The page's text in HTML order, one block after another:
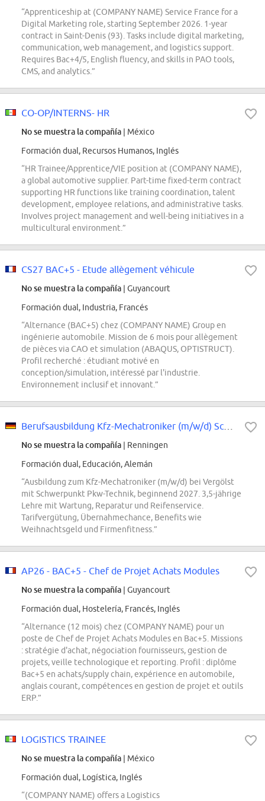
“Apprenticeship at (COMPANY NAME) Service France for a
Digital Marketing role, starting September 2026. 1-year
contract in Saint-Denis (93). Tasks include digital marketing,
communication, web management, and logistics support.
Requires Bac+4/5, English fluency, and skills in PAO tools,
CMS, and analytics.”
CO-OP/INTERNS- HR
No se muestra la compañía | México
Formación dual, Recursos Humanos, Inglés
“HR Trainee/Apprentice/VIE position at (COMPANY NAME),
a global automotive supplier. Part-time fixed-term contract
supporting HR functions like training coordination, talent
development, employee relations, and administrative tasks.
Involves project management and well-being initiatives in a
multicultural environment.”
CS27 BAC+5 - Etude allègement véhicule
No se muestra la compañía | Guyancourt
Formación dual, Industria, Francés
“Alternance (BAC+5) chez (COMPANY NAME) Group en
ingénierie automobile. Mission de 6 mois pour allègement
de pièces via CAO et simulation (ABAQUS, OPTISTRUCT).
Profil recherché : étudiant motivé en
conception/simulation, intéressé par l'industrie.
Environnement inclusif et innovant.”
No se muestra la compañía | Renningen
Formación dual, Educación, Alemán
“Ausbildung zum Kfz-Mechatroniker (m/w/d) bei Vergölst
mit Schwerpunkt Pkw-Technik, beginnend 2027. 3,5-jährige
Lehre mit Wartung, Reparatur und Reifenservice.
Tarifvergütung, Übernahmechance, Benefits wie
Weihnachtsgeld und Firmenfitness.”
AP26 - BAC+5 - Chef de Projet Achats Modules
No se muestra la compañía | Guyancourt
Formación dual, Hostelería, Francés, Inglés
“Alternance (12 mois) chez (COMPANY NAME) pour un
poste de Chef de Projet Achats Modules en Bac+5. Missions
: stratégie d'achat, négociation fournisseurs, gestion de
projets, veille technologique et reporting. Profil : diplôme
Bac+5 en achats/supply chain, expérience en automobile,
anglais courant, compétences en gestion de projet et outils
ERP.”
LOGISTICS TRAINEE
No se muestra la compañía | México
Formación dual, Logística, Inglés
“(COMPANY NAME) offers a Logistics